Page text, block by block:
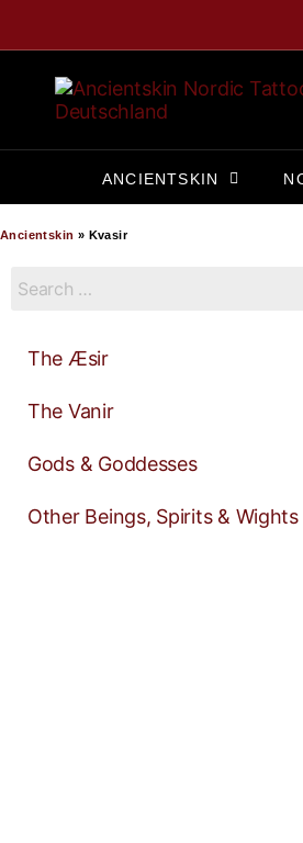
ANCIENTSKIN
Ancientskin » Kvasir
The Æsir
The Vanir
Gods & Goddesses
Other Beings, Spirits & Wights